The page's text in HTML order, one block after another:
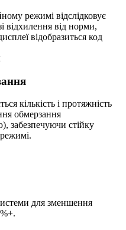
режимі відслідковує
відхилення від норми,
відобразиться код
кількість і протяжність
обмерзання
забезпечуючи стійку
для зменшення